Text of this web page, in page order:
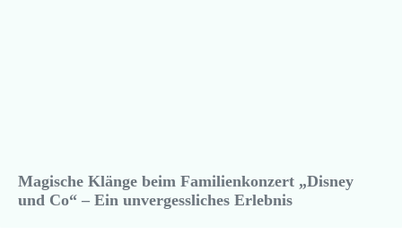
Magische Klänge beim Familienkonzert „Disney
und Co“ – Ein unvergessliches Erlebnis